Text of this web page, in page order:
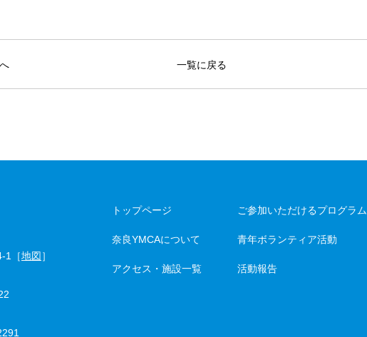
一覧に戻る
1［地図 ］
トップページ
奈良YMCAについて
アクセス・施設一覧
ご参加いただけるプログラム
青年ボランティア活動
活動報告